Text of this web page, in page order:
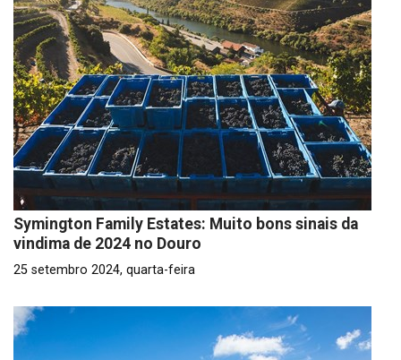
Symington Family Estates: Muito bons sinais da
vindima de 2024 no Douro
25 setembro 2024, quarta-feira